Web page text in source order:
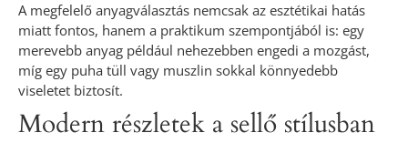
A megfelelő anyagválasztás nemcsak az esztétikai hatás
miatt fontos, hanem a praktikum szempontjából is: egy
merevebb anyag például nehezebben engedi a mozgást,
míg egy puha tüll vagy muszlin sokkal könnyedebb
viseletet biztosít.
Modern részletek a sellő stílusban